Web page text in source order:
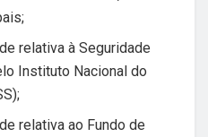
relativa à Seguridade
Instituto Nacional do
relativa ao Fundo de